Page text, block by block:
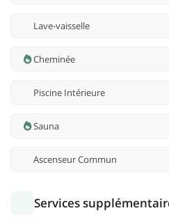
Lave-vaisselle
Cheminée
Piscine Intérieure
Sauna
Ascenseur Commun
Services